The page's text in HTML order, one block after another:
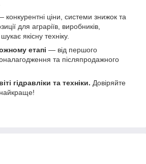
конкурентні ціни, системи знижок та
для аграріїв, виробників,
якісну техніку.
етапі — від першого
та післяпродажного
гідравліки та техніки. Довіряйте